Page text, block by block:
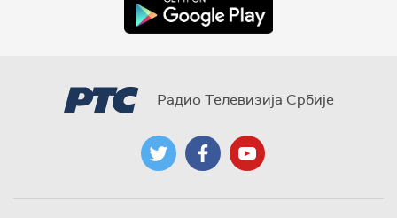
Радио Телевизија Србије